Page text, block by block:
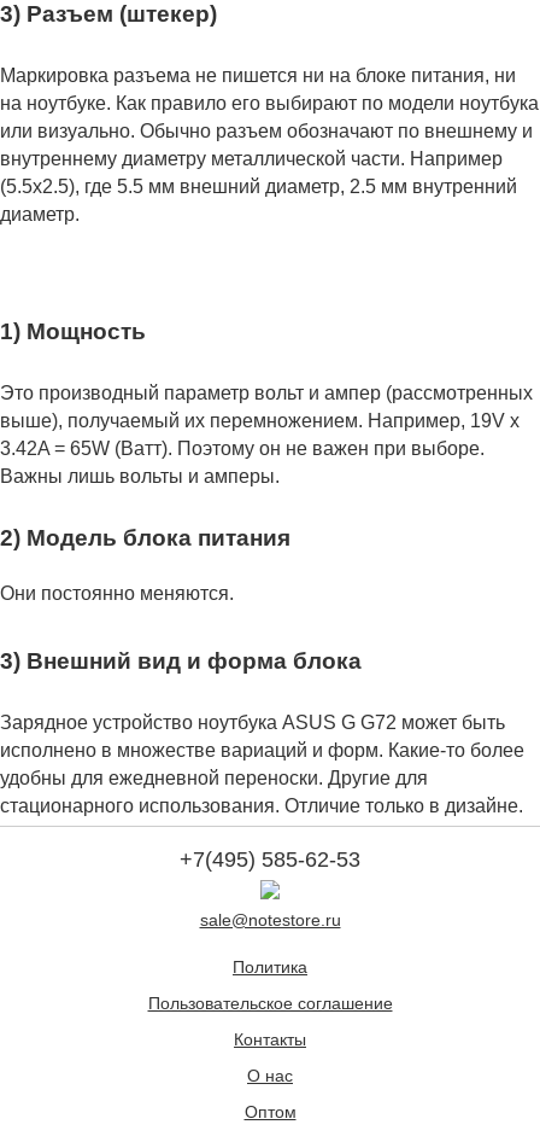
3) Разъем (штекер)
Маркировка разъема не пишется ни на блоке питания, ни
на ноутбуке. Как правило его выбирают по модели ноутбука
или визуально. Обычно разъем обозначают по внешнему и
внутреннему диаметру металлической части. Например
(5.5x2.5), где 5.5 мм внешний диаметр, 2.5 мм внутренний
диаметр.
1) Мощность
Это производный параметр вольт и ампер (рассмотренных
выше), получаемый их перемножением. Например, 19V x
3.42A = 65W (Ватт). Поэтому он не важен при выборе.
Важны лишь вольты и амперы.
2) Модель блока питания
Они постоянно меняются.
3) Внешний вид и форма блока
Зарядное устройство ноутбука ASUS G G72 может быть
исполнено в множестве вариаций и форм. Какие-то более
удобны для ежедневной переноски. Другие для
стационарного использования. Отличие только в дизайне.
+7(495) 585-62-53
sale@notestore.ru
Политика
Пользовательское соглашение
Контакты
О нас
Оптом